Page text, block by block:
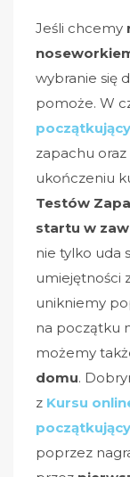
Jeśli chcemy
wybranie się
pomoże. W
zapachu
ukończeniu
Testów
startu w
nie tylko uda
umiejętności
unikniemy
na początku
możemy
domu.
z Kursu
poprzez